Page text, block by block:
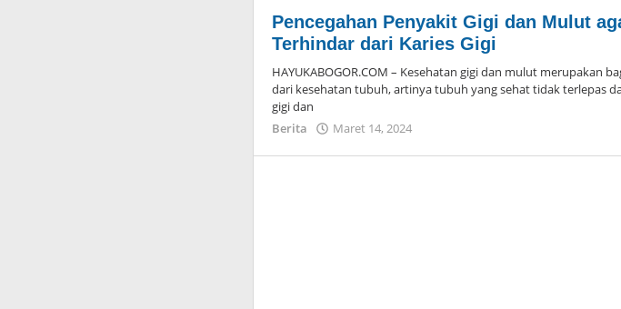
Pencegahan Penyakit Gigi dan Mulut
Terhindar dari Karies Gigi
HAYUKABOGOR.COM – Kesehatan gigi dan mulut merupakan
dari kesehatan tubuh, artinya tubuh yang sehat tidak terlepas
gigi dan
Berita
Maret 14, 2024